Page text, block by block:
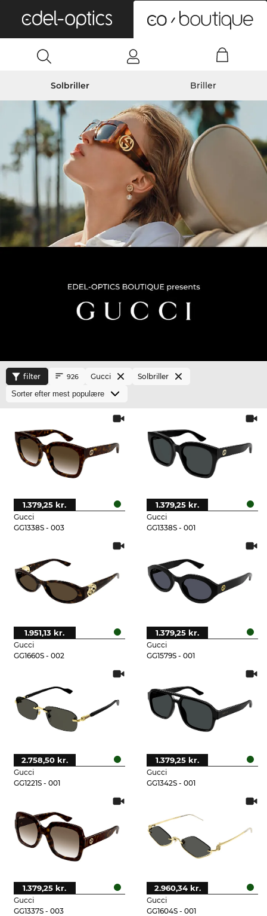
Solbriller Briller
filter 926 Gucci Solbriller
Gucci
GG1338S - 003
1.379,25 kr.
Gucci
GG1338S - 001
1.379,25 kr.
Gucci
GG1660S - 002
1.951,13 kr.
Gucci
GG1579S - 001
1.379,25 kr.
Gucci
GG1221S - 001
2.758,50 kr.
Gucci
GG1342S - 001
1.379,25 kr.
Gucci
GG1337S - 003
1.379,25 kr.
Gucci
GG1604S - 001
2.960,34 kr.